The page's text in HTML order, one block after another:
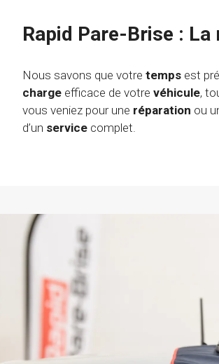
Rapid Pare-Brise :
Nous savons que votre temps est
charge efficace de votre véhicule,
vous veniez pour une réparation ou
d’un service complet.